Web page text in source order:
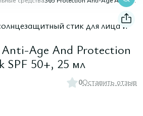
стик для лица и
Age And Protection
SPF 50+, 25 мл
0Оставить отзыв